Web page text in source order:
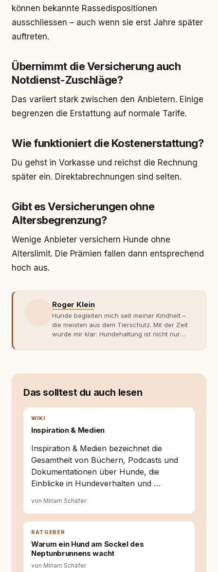
können bekannte Rassedispositionen
ausschliessen – auch wenn sie erst Jahre später
auftreten.
Übernimmt die Versicherung auch
Notdienst-Zuschläge?
Das variiert stark zwischen den Anbietern. Einige
begrenzen die Erstattung auf normale Tarife.
Wie funktioniert die Kostenerstattung?
Du gehst in Vorkasse und reichst die Rechnung
später ein. Direktabrechnungen sind selten.
Gibt es Versicherungen ohne
Altersbegrenzung?
Wenige Anbieter versichern Hunde ohne
Alterslimit. Die Prämien fallen dann entsprechend
hoch aus.
Roger Klein
Hunde begleiten mich seit meiner Kindheit –
die meisten aus dem Tierschutz. Mit der Zeit
wurde mir klar: Hundehaltung ist nicht nur
Fachwissen. Der Wendepunkt kam mit meinem
moderner Hundeerziehung
entsteht echte Bindung dort, wo Verständnis
Entwicklung entstand rundum.dog – ein
Hundehalter:innen in Deutschland, Österreich
Tierschutz beginnt mit Wissen. Wer seinen
Hund versteht, trifft bessere Entscheidungen –
für ein Zusammenleben, das beiden guttut.
Das solltest du auch lesen
WIKI
Inspiration & Medien
Inspiration & Medien bezeichnet die
Gesamtheit von Büchern, Podcasts und
Dokumentationen über Hunde, die
Einblicke in Hundeverhalten und …
von Miriam Schäfer
RATGEBER
Warum ein Hund am Sockel des
Neptunbrunnens wacht
von Miriam Schäfer